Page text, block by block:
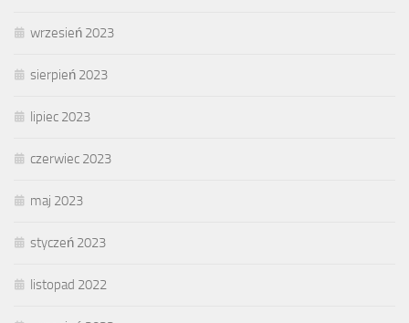
wrzesień 2023
sierpień 2023
lipiec 2023
czerwiec 2023
maj 2023
styczeń 2023
listopad 2022